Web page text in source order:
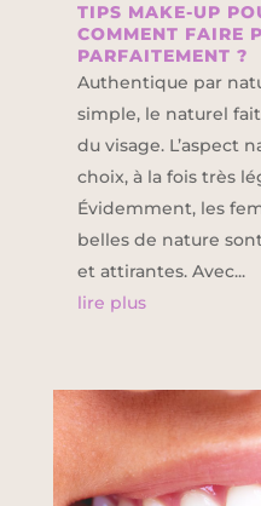
TIPS MAKE-UP
COMMENT FAIRE
PARFAITEMENT ?
Authentique par
simple, le naturel
du visage. L’aspect
choix, à la fois très
Évidemment, les
belles de nature
et attirantes. Avec...
lire plus